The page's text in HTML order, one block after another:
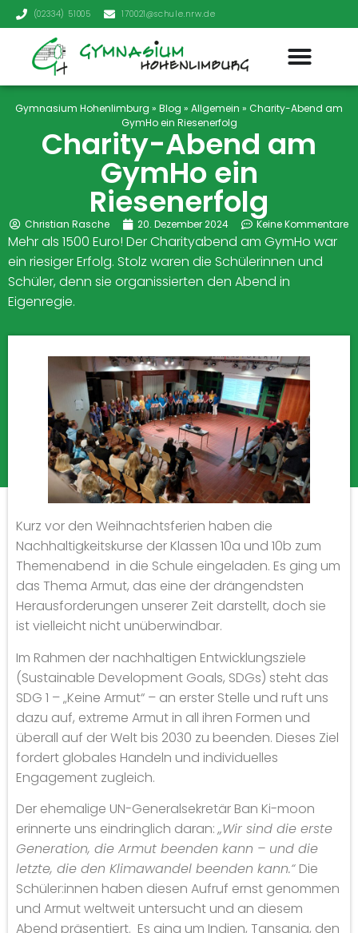
(02334) 51005 170021@schule.nrw.de
Gymnasium Hohenlimburg » Blog » Allgemein » Charity-Abend am
GymHo ein Riesenerfolg
Charity-Abend am
GymHo ein
Riesenerfolg
Christian Rasche 20. Dezember 2024 Keine Kommentare
Mehr als 1500 Euro! Der Charityabend am GymHo war
ein riesiger Erfolg. Stolz waren die Schülerinnen und
Schüler, denn sie organissierten den Abend in
Eigenregie.
Kurz vor den Weihnachtsferien haben die
Nachhaltigkeitskurse der Klassen 10a und 10b zum
Themenabend in die Schule eingeladen. Es ging um
das Thema Armut, das eine der drängendsten
Herausforderungen unserer Zeit darstellt, doch sie
ist vielleicht nicht unüberwindbar.
Im Rahmen der nachhaltigen Entwicklungsziele
(Sustainable Development Goals, SDGs) steht das
SDG 1 – „Keine Armut“ – an erster Stelle und ruft uns
dazu auf, extreme Armut in all ihren Formen und
überall auf der Welt bis 2030 zu beenden. Dieses Ziel
fordert globales Handeln und individuelles
Engagement zugleich.
Der ehemalige UN-Generalsekretär Ban Ki-moon
erinnerte uns eindringlich daran:„Wir sind die erste
Generation, die Armut beenden kann – und die
letzte, die den Klimawandel beenden kann.“ Die
Schüler:innen haben diesen Aufruf ernst genommen
und Armut weltweit untersucht und an diesem
Abend präsentiert. Es ging um Indien, Tansania, den